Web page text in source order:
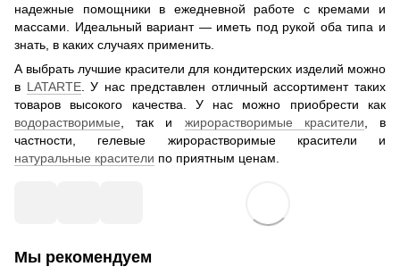
надежные помощники в ежедневной работе с кремами и
массами. Идеальный вариант — иметь под рукой оба типа и
знать, в каких случаях применить.
А выбрать лучшие красители для кондитерских изделий можно
в LATARTE. У нас представлен отличный ассортимент таких
товаров высокого качества. У нас можно приобрести как
водорастворимые, так и жирорастворимые красители, в
частности, гелевые жирорастворимые красители и
натуральные красители по приятным ценам.
Мы рекомендуем